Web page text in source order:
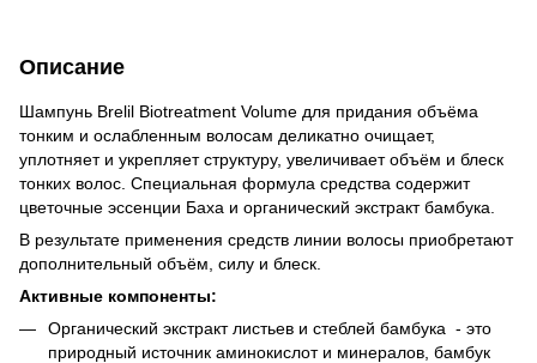
Описание
Шампунь Brelil Biotreatment Volume для придания объёма
тонким и ослабленным волосам деликатно очищает,
уплотняет и укрепляет структуру, увеличивает объём и блеск
тонких волос. Специальная формула средства содержит
цветочные эссенции Баха и органический экстракт бамбука.
В результате применения средств линии волосы приобретают
дополнительный объём, силу и блеск.
Активные компоненты:
Органический экстракт листьев и стеблей бамбука - это
природный источник аминокислот и минералов, бамбук